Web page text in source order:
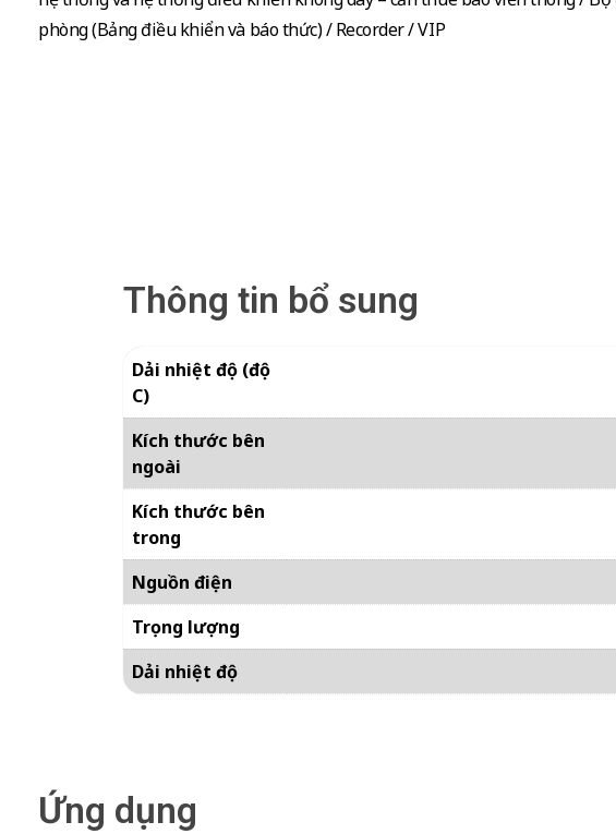
phòng (Bảng điều khiển và báo thức) / Recorder / VIP
Thông tin bổ sung
Dải nhiệt độ (độ
C)
Kích thước bên
ngoài
Kích thước bên
trong
Nguồn điện
Trọng lượng
Dải nhiệt độ
Ứng dụng